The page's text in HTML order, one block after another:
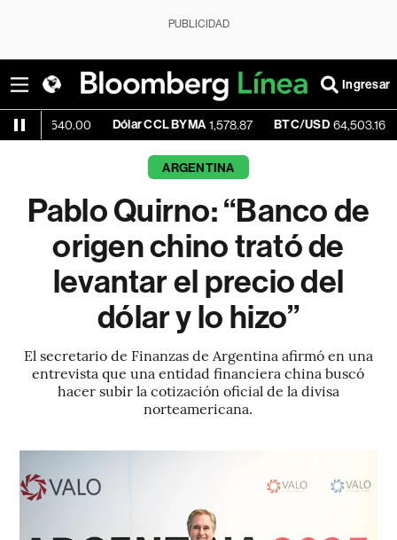
PUBLICIDAD
Ingresar
Dólar CCL BYMA 1,578.87 BTC/USD 64,503.16 +0.32%
ARGENTINA
Pablo Quirno: “Banco de
origen chino trató de
levantar el precio del
dólar y lo hizo”
El secretario de Finanzas de Argentina afirmó en una
entrevista que una entidad financiera china buscó
hacer subir la cotización oficial de la divisa
norteamericana.